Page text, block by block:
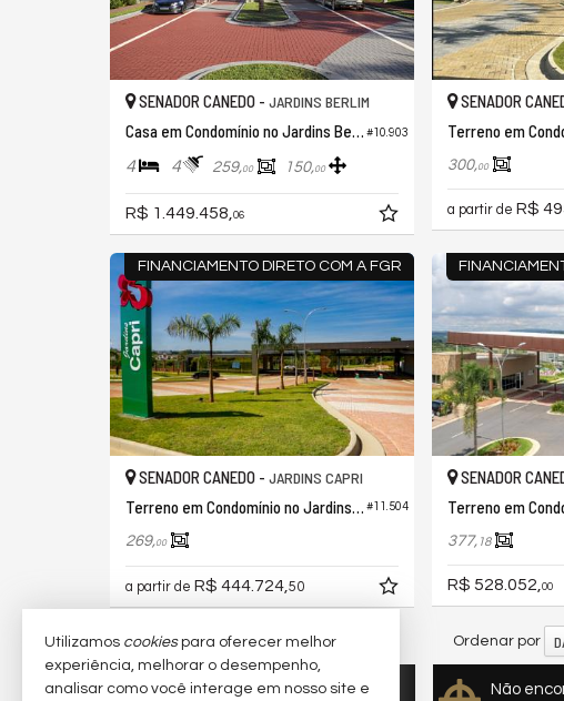
#10.903
SENADOR CANEDO - JARDINS BERLIM
Casa em Condomínio no Jardins Berlim
4 4 259,00 150,00
R$ 1.449.458,06
SENADOR
300,00
a partir de R$
FINANCIAMENTO DIRETO COM A FGR
#11.504
SENADOR CANEDO - JARDINS CAPRI
Terreno em Condomínio no Jardins Capri
269,00
a partir de R$ 444.724, 50
SENADOR
377,18
R$ 528.052, 00
8 imóveis encontrados Ordenar por
Quer vender seu imóvel?
Não
Utilizamos cookiespara oferecer melhor
experiência, melhorar o desempenho,
analisar como você interage em nosso site e